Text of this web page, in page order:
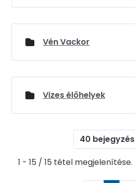
Vén Vackor
Vizes élőhelyek
40 bejegyzés
1 - 15 / 15 tétel megjelenítése.